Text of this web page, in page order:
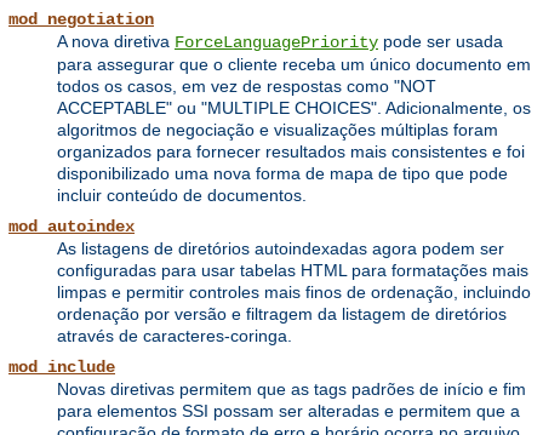
mod_negotiation
A nova diretiva ForceLanguagePriority pode ser usada
para assegurar que o cliente receba um único documento em
todos os casos, em vez de respostas como "NOT
ACCEPTABLE" ou "MULTIPLE CHOICES". Adicionalmente, os
algoritmos de negociação e visualizações múltiplas foram
organizados para fornecer resultados mais consistentes e foi
disponibilizado uma nova forma de mapa de tipo que pode
incluir conteúdo de documentos.
mod_autoindex
As listagens de diretórios autoindexadas agora podem ser
configuradas para usar tabelas HTML para formatações mais
limpas e permitir controles mais finos de ordenação, incluindo
ordenação por versão e filtragem da listagem de diretórios
através de caracteres-coringa.
mod_include
Novas diretivas permitem que as tags padrões de início e fim
para elementos SSI possam ser alteradas e permitem que a